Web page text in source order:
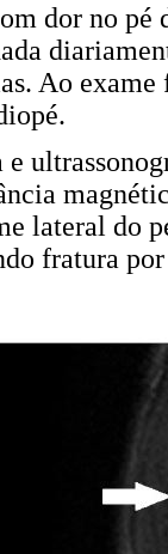
dor no pé
Ao
lateral do
fratura por